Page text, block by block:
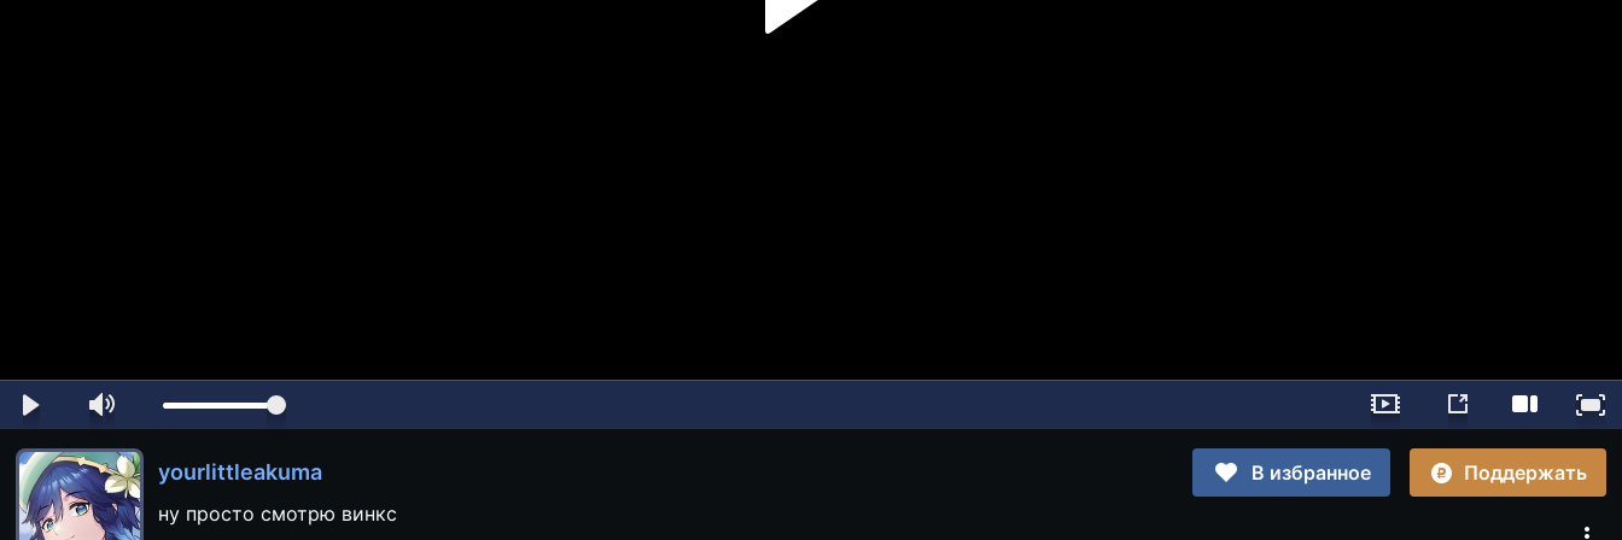
yourlittleakuma В избранное
Поддержать
ну просто смотрю винкс